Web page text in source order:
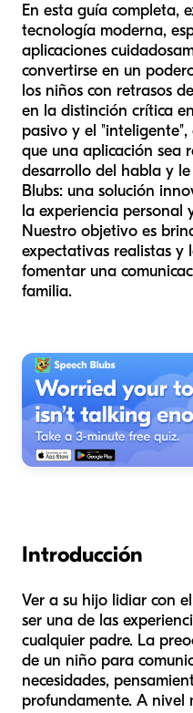
En esta guía completa,
tecnología moderna,
aplicaciones
convertirse en un
los niños con retrasos
en la distinción crítica
pasivo y el "inteligente",
que una aplicación sea
desarrollo del habla y
Blubs: una solución
la experiencia personal
Nuestro objetivo es
expectativas realistas y
fomentar una
familia.
Introducción
Ver a su hijo lidiar con
ser una de las
cualquier padre. La
de un niño para
necesidades,
profundamente. A nivel